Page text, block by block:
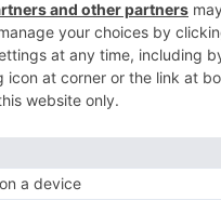
de 18.000 horas
de 18.000 horas de
también por